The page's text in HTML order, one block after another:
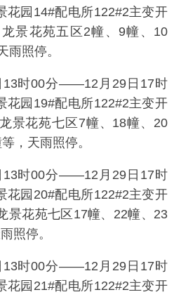
花园14#配电所122#2主变开
景花苑五区2幢、9幢、10
雨照停。
13时00分——12月29日17时
花园19#配电所122#2主变开
景花苑七区7幢、18幢、20
，天雨照停。
13时00分——12月29日17时
花园20#配电所122#2主变开
景花苑七区17幢、22幢、23
照停。
13时00分——12月29日17时
花园21#配电所122#2主变开